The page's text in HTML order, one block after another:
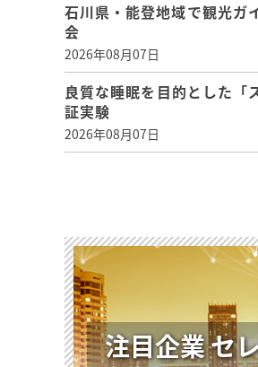
石川県・能登地域で観光
会
2026年08月07日
良質な睡眠を目的とした「
証実験
2026年08月07日
注目企業 セ